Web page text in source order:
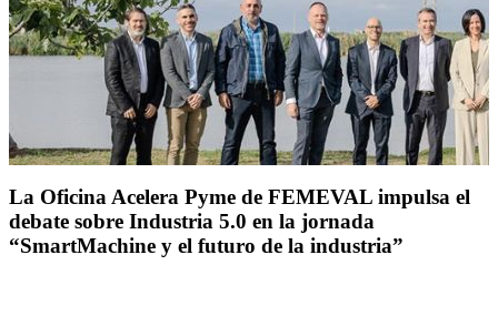
La Oficina Acelera Pyme de FEMEVAL impulsa el
debate sobre Industria 5.0 en la jornada
“SmartMachine y el futuro de la industria”